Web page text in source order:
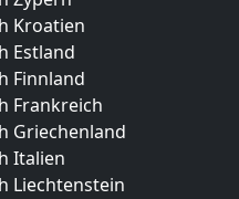
Kroatien
Estland
Finnland
Frankreich
Griechenland
Italien
Liechtenstein